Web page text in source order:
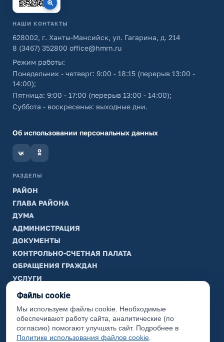
НАШИ КОНТАКТЫ
628002, г. Ханты-Мансийск, ул. Гагарина, д. 214
8 (3467) 352800 office@hmrn.ru
Режим работы:
Понедельник - четверг: 9:00 - 18:15 (перерыв 13:00 -
14:00);
Пятница: 9:00 - 17:00 (перерыв 13:00 - 14:00);
Суббота - воскресенье: выходные дни.
Об использовании персональных данных
РАЗДЕЛЫ
РАЙОН
ГЛАВА РАЙОНА
ДУМА
АДМИНИСТРАЦИЯ
ДОКУМЕНТЫ
КОНТРОЛЬНО-СЧЕТНАЯ ПАЛАТА
ОБРАЩЕНИЯ ГРАЖДАН
УСЛУГИ
ТИК
ИНФОРМАЦИЯ
Законодательная карта
Карта сайта
Файлы cookie
Мы используем файлы cookie. Необходимые
обеспечивают работу сайта, аналитические (по
согласию) помогают улучшать сайт. Подробнее в
Политике использования файлов cookie